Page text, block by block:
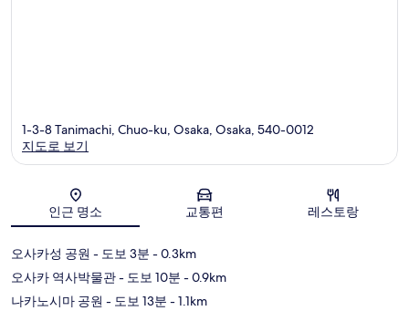
지도
1-3-8 Tanimachi, Chuo-ku, Osaka, Osaka, 540-0012
지도로 보기
인근 명소 교통편 레스토랑
오사카성 공원 - 도보 3분 - 0.3km
오사카 역사박물관- 도보 10분 - 0.9km
나카노시마 공원 - 도보 13분 - 1.1km